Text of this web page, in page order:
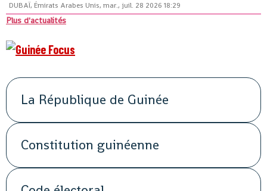
DUBAÏ, Émirats Arabes Unis, mar., juil. 28 2026 18:29
Plus d'actualités
La République de Guinée
Constitution guinéenne